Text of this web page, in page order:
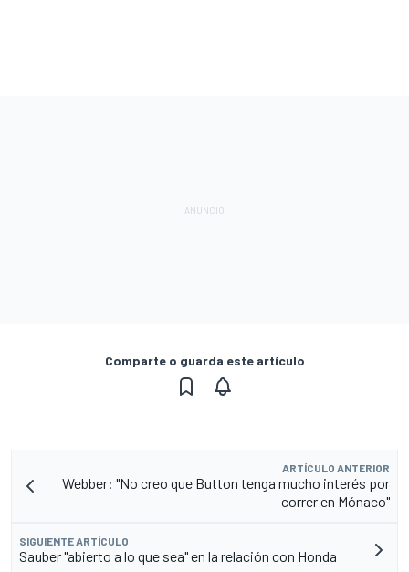
Comparte o guarda este artículo
ARTÍCULO ANTERIOR
Webber: "No creo que Button tenga mucho interés por
correr en Mónaco"
SIGUIENTE ARTÍCULO
Sauber "abierto a lo que sea" en la relación con Honda